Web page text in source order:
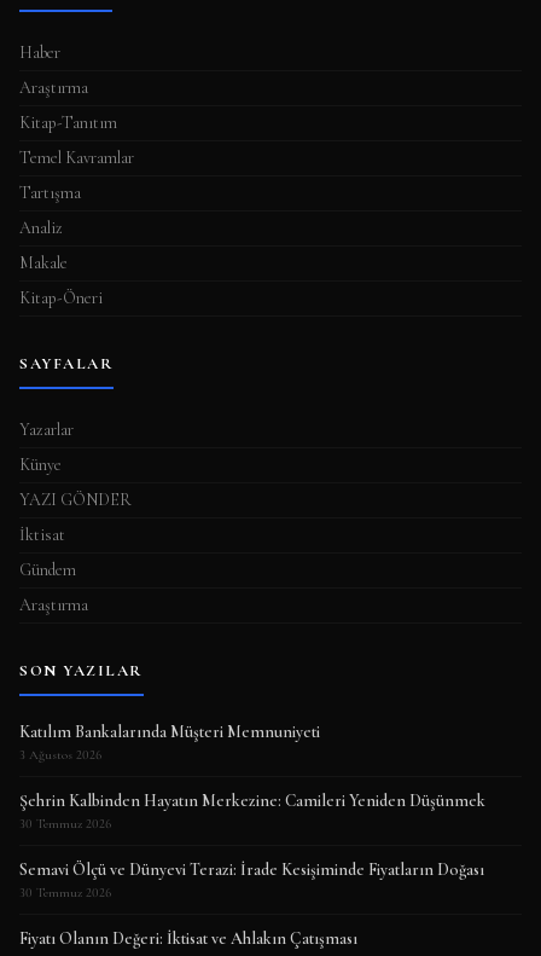
Haber
Araştırma
Kitap-Tanıtım
Temel Kavramlar
Tartışma
Analiz
Makale
Kitap-Öneri
SAYFALAR
Yazarlar
Künye
YAZI GÖNDER
İktisat
Gündem
Araştırma
SON YAZILAR
Katılım Bankalarında Müşteri Memnuniyeti
3 Ağustos 2026
Şehrin Kalbinden Hayatın Merkezine: Camileri Yeniden Düşünmek
30 Temmuz 2026
Semavi Ölçü ve Dünyevi Terazi: İrade Kesişiminde Fiyatların Doğası
30 Temmuz 2026
Fiyatı Olanın Değeri: İktisat ve Ahlakın Çatışması